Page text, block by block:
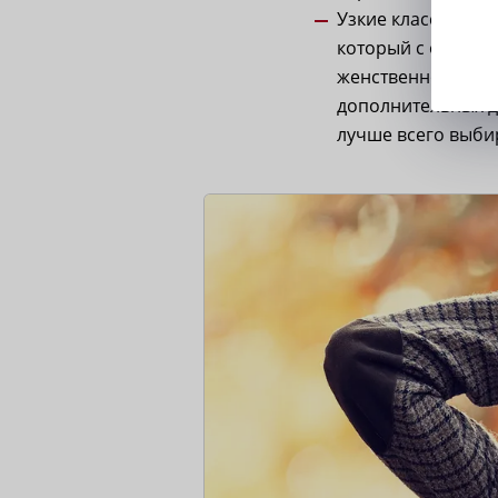
Узкие
который с одной
женственно,
дополнительных
лучше всего